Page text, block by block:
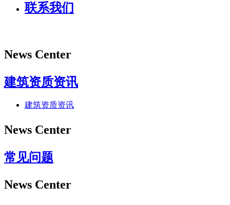
联系我们
News Center
建筑资质资讯
建筑资质资讯
News Center
常见问题
News Center